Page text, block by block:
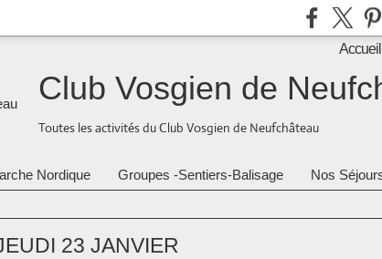
Accueil
Club Vosgien de
Toutes les activités du Club Vosgien de Neufchâteau
Nordique Groupes -Sentiers-Balisage Nos
23 JANVIER